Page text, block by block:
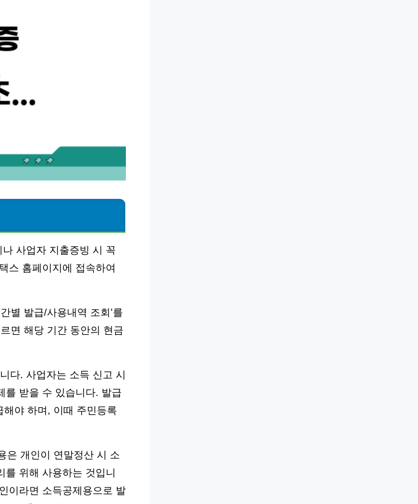
사업자 지출증빙 시 꼭
스 홈페이지에 접속하여
별 발급/사용내역 조회’를
면 해당 기간 동안의 현금
다. 사업자는 소득 신고 시
를 받을 수 있습니다. 발급
야 하며, 이때 주민등록
은 개인이 연말정산 시 소
를 위해 사용하는 것입니
이라면 소득공제용으로 발